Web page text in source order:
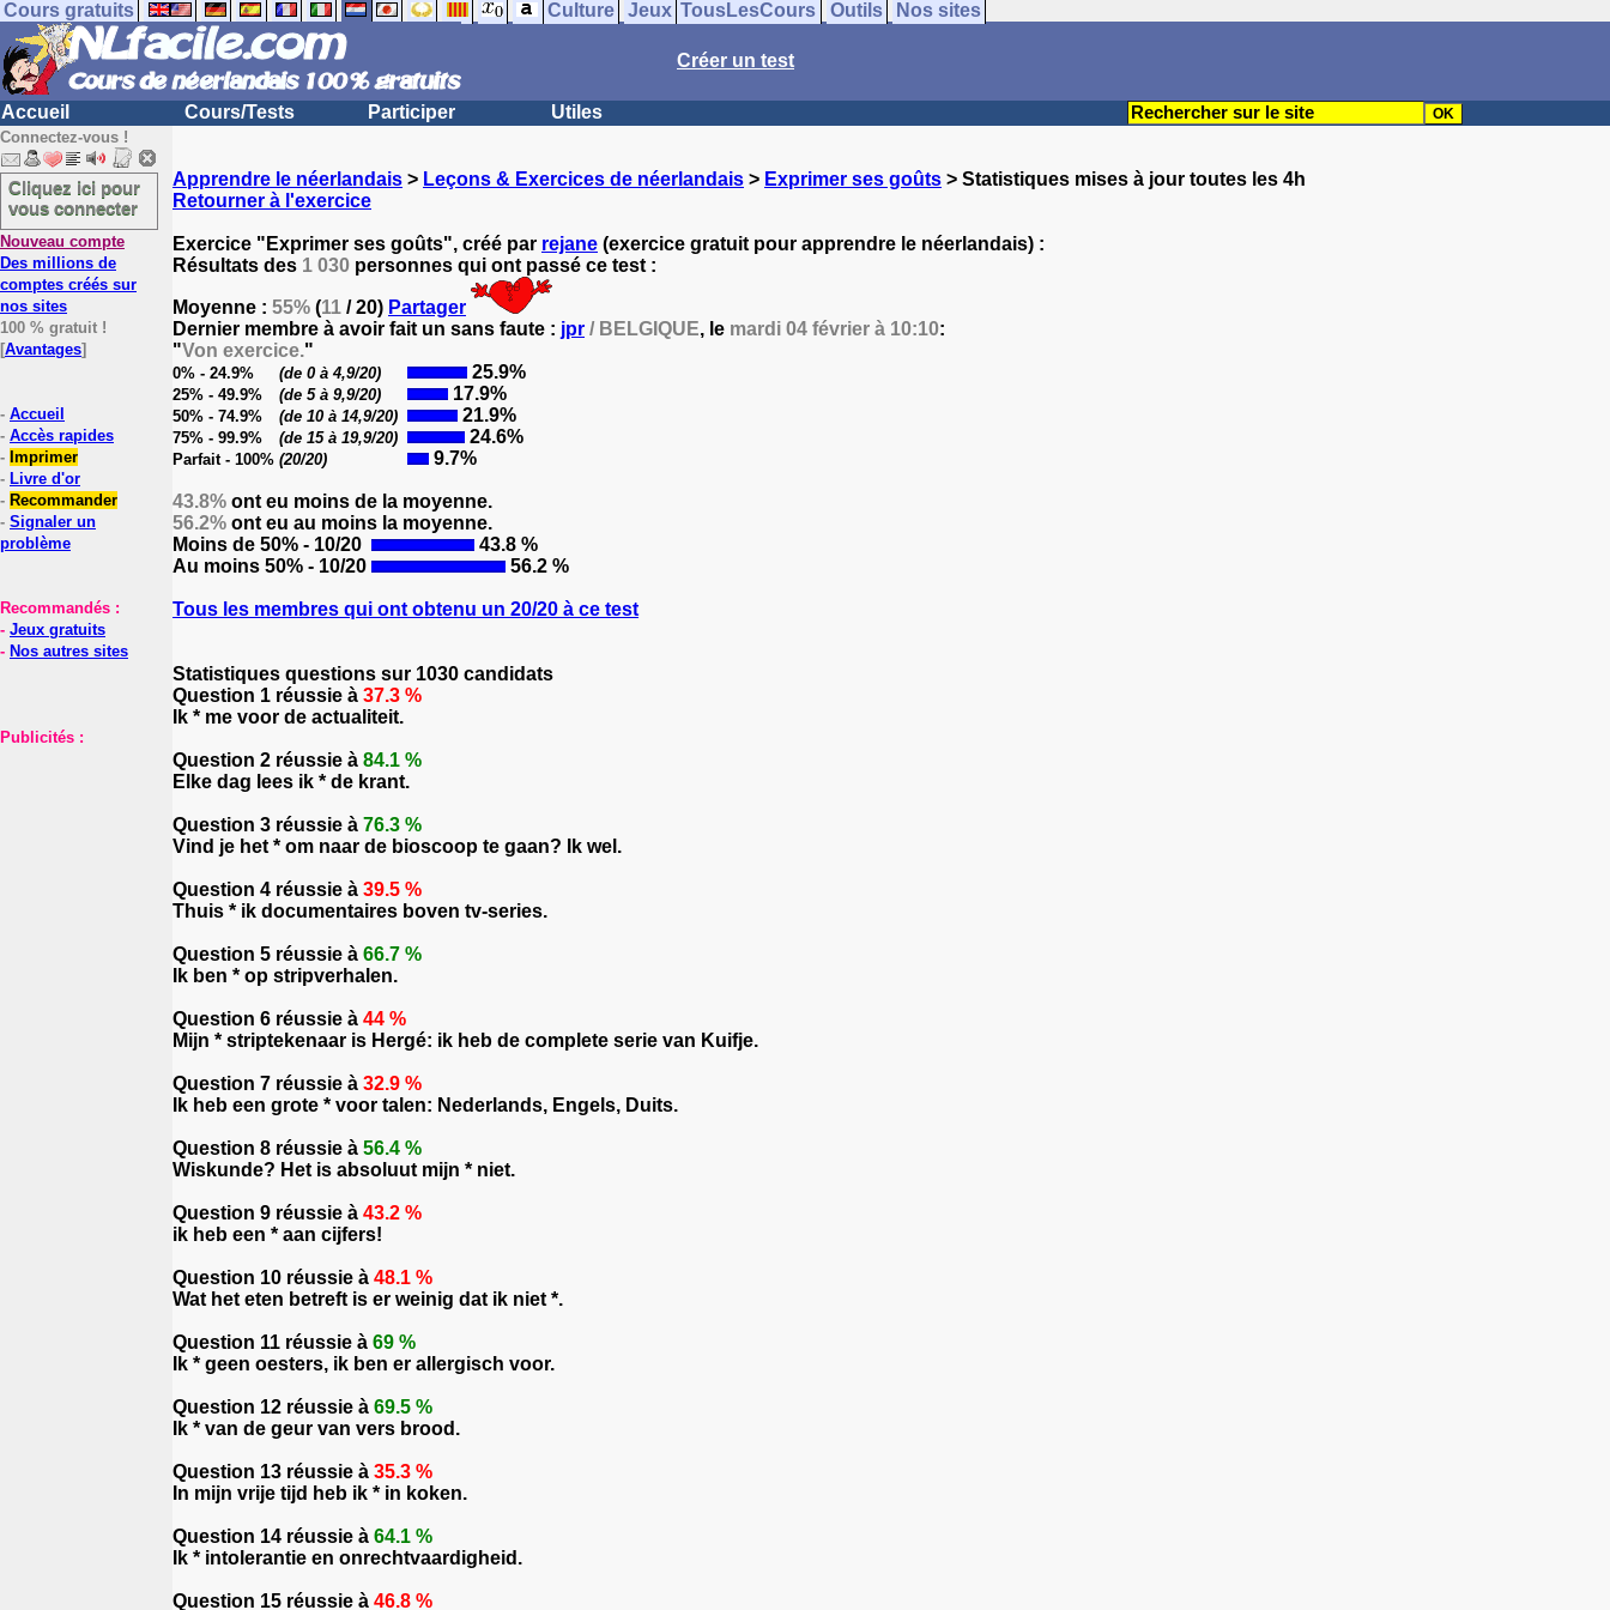
Cours gratuits Culture Jeux TousLesCours Outils Nos sites
Créer un test
Accueil Cours/Tests Participer Utiles
Connectez-vous !
Cliquez ici pour
vous connecter
Nouveau compte
Des millions de
comptes créés sur
nos sites
100 % gratuit !
[Avantages]
- Accueil
- Accès rapides
- Imprimer
- Livre d'or
- Recommander
- Signaler un
problème
Recommandés :
- Jeux gratuits
- Nos autres sites
Publicités :
Apprendre le néerlandais > Leçons & Exercices de néerlandais > Exprimer ses goûts > Statistiques mises à jour toutes les 4h
Retourner à l'exercice
Exercice "Exprimer ses goûts", créé par rejane (exercice gratuit pour apprendre le néerlandais) :
Résultats des 1 030 personnes qui ont passé ce test :
Moyenne : 55% (11 / 20) Partager
Dernier membre à avoir fait un sans faute : jpr / BELGIQUE, le mardi 04 février à 10:10:
"Von exercice."
0% - 24.9% (de 0 à 4,9/20) 25.9%
25% - 49.9% (de 5 à 9,9/20) 17.9%
50% - 74.9% (de 10 à 14,9/20) 21.9%
75% - 99.9% (de 15 à 19,9/20) 24.6%
Parfait - 100% (20/20) 9.7%
43.8% ont eu moins de la moyenne.
56.2% ont eu au moins la moyenne.
Moins de 50% - 10/20
43.8 %
Au moins 50% - 10/20
56.2 %
Tous les membres qui ont obtenu un 20/20 à ce test
Statistiques questions sur 1030 candidats
Question 1 réussie à 37.3 %
Ik * me voor de actualiteit.
Question 2 réussie à 84.1 %
Elke dag lees ik * de krant.
Question 3 réussie à 76.3 %
Vind je het * om naar de bioscoop te gaan? Ik wel.
Question 4 réussie à 39.5 %
Thuis * ik documentaires boven tv-series.
Question 5 réussie à 66.7 %
Ik ben * op stripverhalen.
Question 6 réussie à 44 %
Mijn * striptekenaar is Hergé: ik heb de complete serie van Kuifje.
Question 7 réussie à 32.9 %
Ik heb een grote * voor talen: Nederlands, Engels, Duits.
Question 8 réussie à 56.4 %
Wiskunde? Het is absoluut mijn * niet.
Question 9 réussie à 43.2 %
ik heb een * aan cijfers!
Question 10 réussie à 48.1 %
Wat het eten betreft is er weinig dat ik niet *.
Question 11 réussie à 69 %
Ik * geen oesters, ik ben er allergisch voor.
Question 12 réussie à 69.5 %
Ik * van de geur van vers brood.
Question 13 réussie à 35.3 %
In mijn vrije tijd heb ik * in koken.
Question 14 réussie à 64.1 %
Ik * intolerantie en onrechtvaardigheid.
Question 15 réussie à 46.8 %